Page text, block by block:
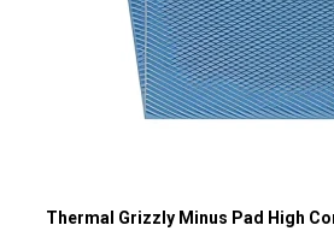
Thermal Grizzly Minus Pad High